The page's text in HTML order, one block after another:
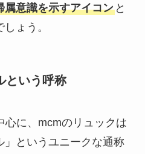
属意識を示すアイコンと
ょう。
という呼称
心に、mcmのリュックは
」というユニークな通称